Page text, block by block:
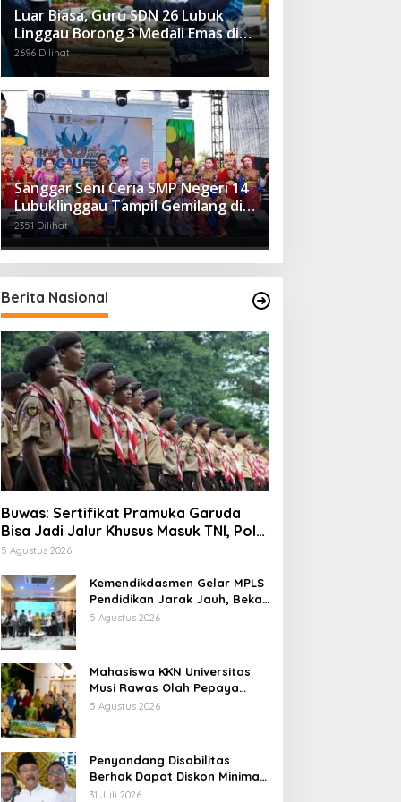
Luar Biasa, Guru SDN 26 Lubuk
Linggau Borong 3 Medali Emas di
Tiga Cabor Berbeda
2696 Dilihat
Sanggar Seni Ceria SMP Negeri 14
Lubuklinggau Tampil Gemilang di
Linggau Fest 2025
2351 Dilihat
Berita Nasional
Buwas: Sertifikat Pramuka Garuda
Bisa Jadi Jalur Khusus Masuk TNI, Polri,
dan Perguruan Tinggi
5 Agustus 2026
Kemendikdasmen Gelar MPLS
Pendidikan Jarak Jauh, Bekali
Murid Bangun Kemandirian
5 Agustus 2026
Mahasiswa KKN Universitas
Musi Rawas Olah Pepaya
Menjadi Produk Bernilai Jual
5 Agustus 2026
Penyandang Disabilitas
Berhak Dapat Diskon Minimal
20 Persen untuk Biaya
31 Juli 2026